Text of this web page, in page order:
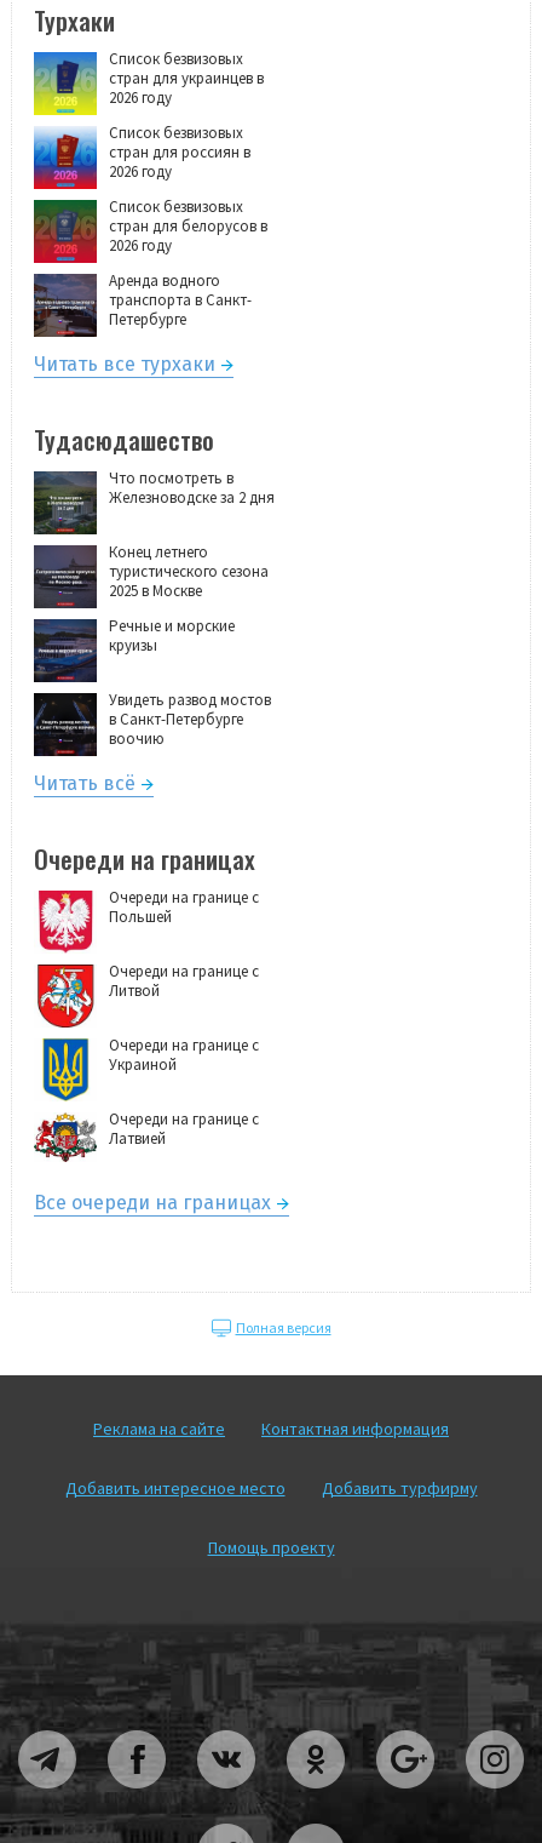
Турхаки
Список безвизовых
стран для украинцев в
2026 году
Список безвизовых
стран для россиян в
2026 году
Список безвизовых
стран для белорусов в
2026 году
Аренда водного
транспорта в Санкт-
Петербурге
Читать все турхаки
Тудасюдашество
Что посмотреть в
Железноводске за 2 дня
Конец летнего
туристического сезона
2025 в Москве
Речные и морские
круизы
Увидеть развод мостов
в Санкт-Петербурге
воочию
Читать всё
Очереди на границах
Очереди на границе с
Польшей
Очереди на границе с
Литвой
Очереди на границе с
Украиной
Очереди на границе с
Латвией
Все очереди на границах
Полная версия
Реклама на сайте Контактная информация
Добавить интересное место Добавить турфирму
Помощь проекту